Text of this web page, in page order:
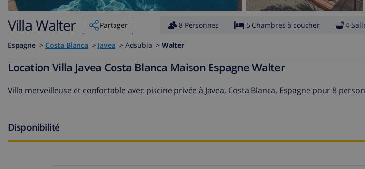
Villa Walter Partager 8 Personnes 5 Chambres à coucher 4
Espagne > Costa Blanca > Javea > Adsubia > Walter
Location Villa Javea Costa Blanca Maison Espagne Walter
Villa merveilleuse et confortable avec piscine privée à Javea, Costa Blanca, Espagne pour 8
Disponibilité